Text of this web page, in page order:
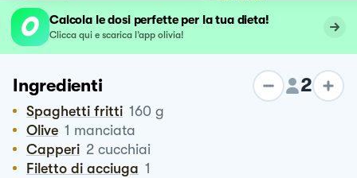
Calcola le dosi perfette per la tua dieta!
Clicca qui e scarica l’app olivia!
Ingredienti 2
Spaghetti fritti 160 g
Olive 1 manciata
Capperi 2 cucchiai
Filetto di acciuga 1